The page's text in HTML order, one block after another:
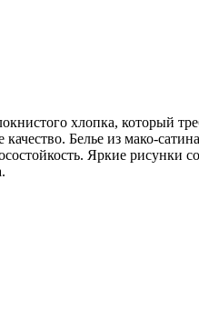
хлопка, который
качество. Белье из мако-
Яркие рисунки